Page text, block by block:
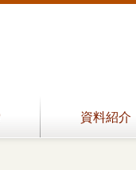
資料紹介